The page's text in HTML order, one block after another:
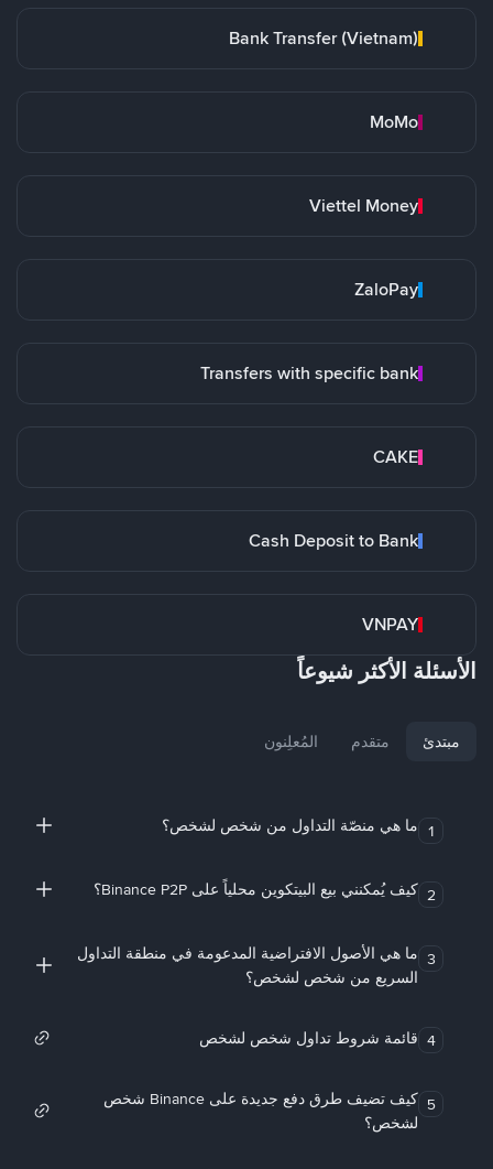
Bank Transfer (Vietnam)
MoMo
Viettel Money
ZaloPay
Transfers with specific bank
CAKE
Cash Deposit to Bank
VNPAY
الأسئلة الأكثر شيوعاً
مبتدئ متقدم المُعلِنون
1 ما هي منصّة التداول من شخص لشخص؟
2 كيف يُمكنني بيع البيتكوين محلياً على Binance P2P؟
3 ما هي الأصول الافتراضية المدعومة في منطقة التداول
السريع من شخص لشخص؟
4 قائمة شروط تداول شخص لشخص
5
كيف تضيف طرق دفع جديدة على Binance شخص
لشخص؟